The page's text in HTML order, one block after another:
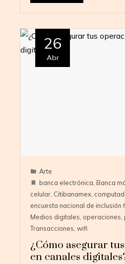
26
Abr
Arte
banca electrónica Banca
celular Citibanamex
encuesta nacional de inclusión
Medios digitales operaciones
Transacciones wifi
¿Cómo asegurar
en canales